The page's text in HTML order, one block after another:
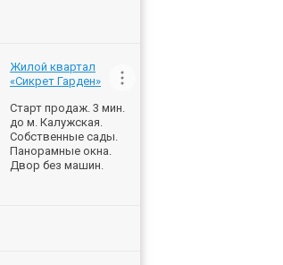
Жилой квартал
«Сикрет Гарден»
Старт продаж. 3 мин.
до м. Калужская.
Собственные сады.
Панорамные окна.
Двор без машин.